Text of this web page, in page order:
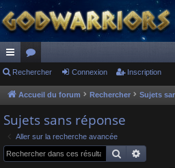
ac
co
ur
ci
s
or
u
s
Rechercher Connexion Inscription
Accueil du forum Rechercher Sujets
Sujets sans réponse
Aller sur la recherche avancée
Rechercher